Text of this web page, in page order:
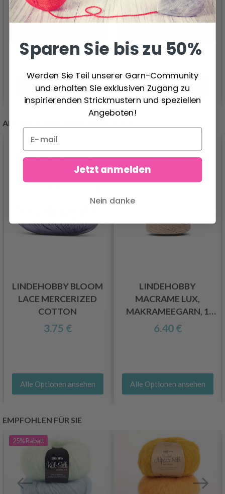
10.99 €13.75 €
Angebot verfällt
In den Warenkorb
10.99 €13.75 €
Angebot verfällt
In den Warenkorb
ANDERE KUNDEN KAUFTEN AUCH
LINDEHOBBY BLOOM
LACE MERCERIZED
COTTON
3.75 €
Alle Optionen ansehen
LINDEHOBBY
MACRAME LUX,
MAKRAMEEGARN, 1
MM
6.40 €
Alle Optionen ansehen
EMPFOHLEN FÜR SIE
25%Rabatt
Sparen Sie bis zu 50%
Werden Sie Teil unserer Garn-Community
und erhalten Sie exklusiven Zugang zu
inspirierenden Strickmustern und speziellen
Angeboten!
Jetzt anmelden
Nein danke